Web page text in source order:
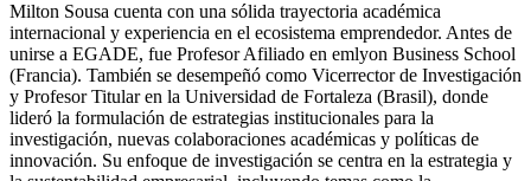
Milton Sousa cuenta con una sólida trayectoria académica
internacional y experiencia en el ecosistema emprendedor. Antes de
unirse a EGADE, fue Profesor Afiliado en emlyon Business School
(Francia). También se desempeñó como Vicerrector de Investigación
y Profesor Titular en la Universidad de Fortaleza (Brasil), donde
lideró la formulación de estrategias institucionales para la
investigación, nuevas colaboraciones académicas y políticas de
innovación. Su enfoque de investigación se centra en la estrategia y